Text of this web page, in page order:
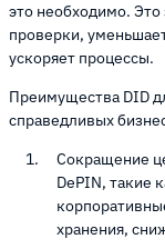
это необходимо.
проверки,
ускоряет процессы.
Преимущества DID
справедливых
Сокращение
DePIN, такие
хранения,